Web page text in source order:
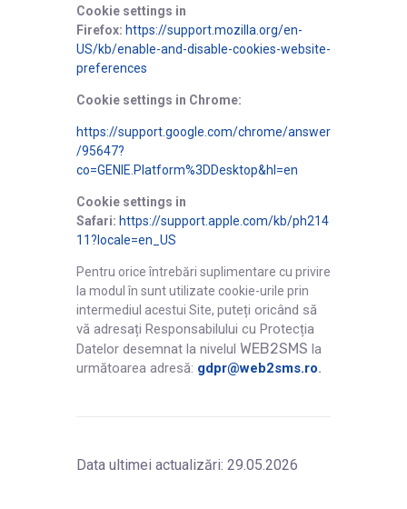
Cookie settings in
Firefox: https://support.mozilla.org/en-
US/kb/enable-and-disable-cookies-website-
preferences
Cookie settings in Chrome:
https://support.google.com/chrome/answer
/95647?
co=GENIE.Platform%3DDesktop&hl=en
Cookie settings in
Safari: https://support.apple.com/kb/ph214
11?locale=en_US
Pentru orice întrebări suplimentare cu privire
la modul în sunt utilizate cookie-urile prin
intermediul acestui Site, puteți oricând să
vă adresați Responsabilului cu Protecția
Datelor desemnat la nivelul WEB2SMS la
următoarea adresă: gdpr@web2sms.ro.
Data ultimei actualizări: 29.05.2026